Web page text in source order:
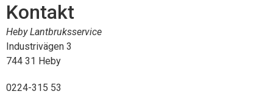
Kontakt
Heby Lantbruksservice
Industrivägen 3
744 31 Heby
0224-315 53